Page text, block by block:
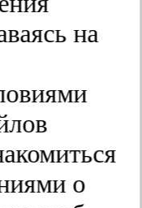
на
о